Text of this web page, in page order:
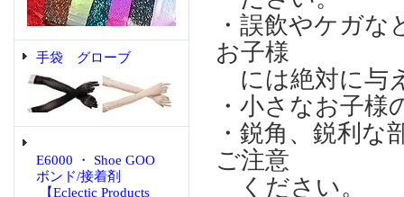
手袋 グローブ
E6000 ・ Shoe GOO
ボンド/接着剤
【Eclectic Products
・誤飲やケガ
お子様
には絶対に与
・小さなお子
・鋭角、鋭利
ご注意
ください。